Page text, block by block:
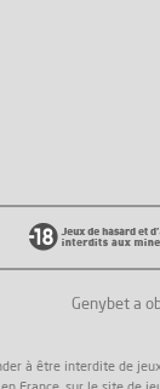
Genybet a
à être interdite de